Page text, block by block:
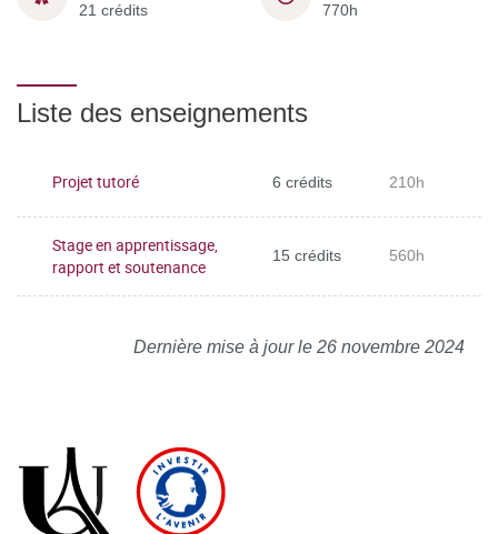
21 crédits
770h
Liste des enseignements
Projet tutoré 6 crédits 210h
Stage en apprentissage,
rapport et soutenance
15 crédits 560h
Dernière mise à jour le 26 novembre 2024